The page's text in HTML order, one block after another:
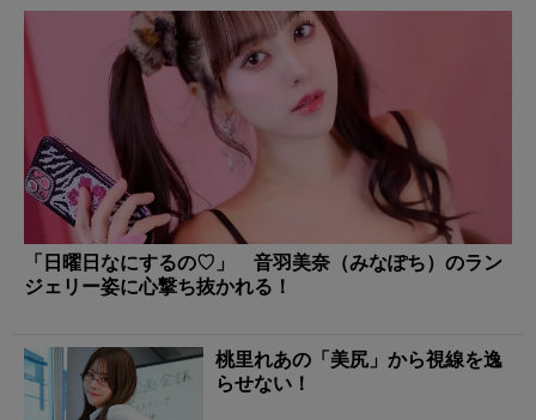
「日曜日なにするの♡」 音羽美奈（みなぽち）のラン
ジェリー姿に心撃ち抜かれる！
桃里れあの「美尻」から視線を逸
らせない！